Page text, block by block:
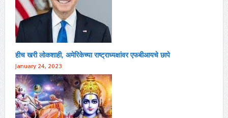
हीच खरी लोकशाही, अमेरिकेच्या राष्ट्राध्यक्षांवर एफबीआयचे छापे
January 24, 2023